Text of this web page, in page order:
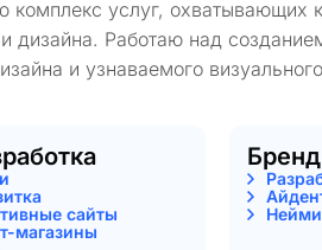
комплекс услуг, охватывающих
дизайна. Работаю над
и узнаваемого
сайты
магазины